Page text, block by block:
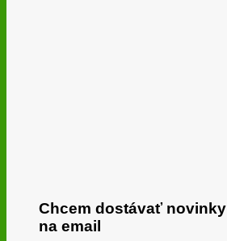
Chcem dostávať novinky
na email